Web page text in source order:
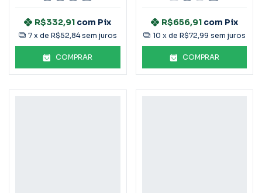
R$332,91 com Pix
7 x de R$52,84 sem juros
COMPRAR
R$656,91 com Pix
10 x de R$72,99 sem juros
COMPRAR